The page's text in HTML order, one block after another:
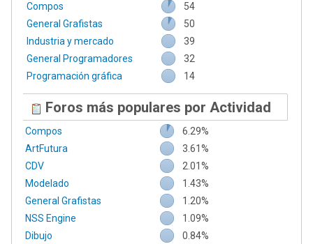
Compos
54
General Grafistas
50
Industria y mercado
39
General Programadores
32
Programación gráfica
14
Foros más populares por Actividad
Compos
6.29%
ArtFutura
3.61%
CDV
2.01%
Modelado
1.43%
General Grafistas
1.20%
NSS Engine
1.09%
Dibujo
0.84%